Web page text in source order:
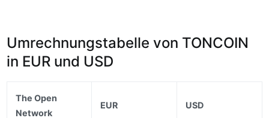
Umrechnungstabelle von TONCOIN
in EUR und USD
The Open
Network
EUR USD